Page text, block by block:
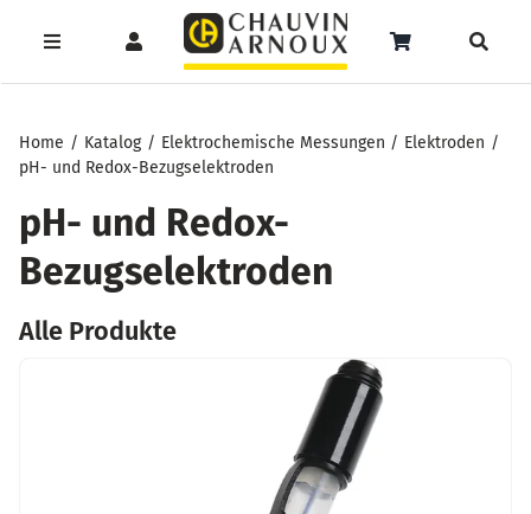
InhaltToggle
Support
Seminare
Toggle
Navigation
Toggle
Home Katalog Elektrochemische Messungen
Elektroden
pH- und Redox-Bezugselektroden
pH- und Redox-
Bezugselektroden
Alle Produkte